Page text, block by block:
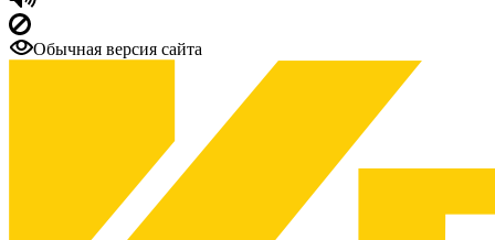
Обычная версия сайта